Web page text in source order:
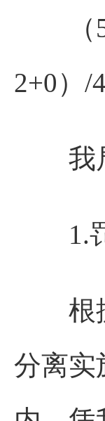
（5
2+0）/
我局
1.罚
根据
分离实